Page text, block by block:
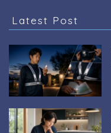
Latest Post